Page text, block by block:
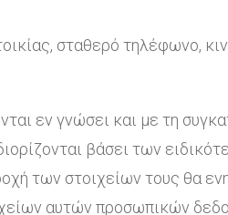
σταθερό τηλέφωνο,
εν γνώσει και με τη
βάσει των
των στοιχείων τους θα
αυτών προσωπικών